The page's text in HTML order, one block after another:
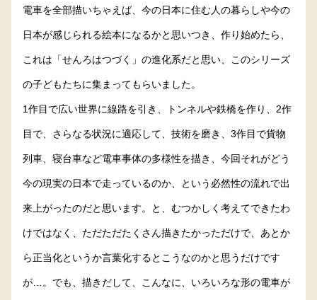
電車を全部描いちゃえば、今の日本に住む人の暮らしや今の
日本が感じられる絵本になるかと思いつき、作り始めたら、
これは「せんろはつづく」の進化系だと思い、このシリーズ
の子どもたちに集まってもらいました。
1作目で広い世界に線路を引き、トンネルや鉄橋を作り、2作
目で、さらなる状況に適応して、技術を磨き、3作目で貨物
列車、寝台車など電車事体の多様性を描き、今回それがどう
今の現実の日本で走っているのか、という必然性の流れで出
来上がったのだと思います。と、むつかしく考えてできたわ
けではなく、ただただたくさん描きたかっただけで、あとか
ら正当化というか言葉化するとこうなのかと思うだけです
が…。でも、描きだして、こんなに、いろいろな形の電車が